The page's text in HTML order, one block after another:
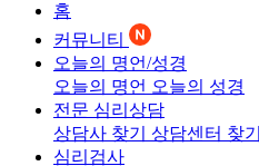
홈
커뮤니티
오늘의 명언/성경
오늘의 명언 오늘의 성경
전문 심리상담
상담사 찾기 상담센터 찾기
심리검사